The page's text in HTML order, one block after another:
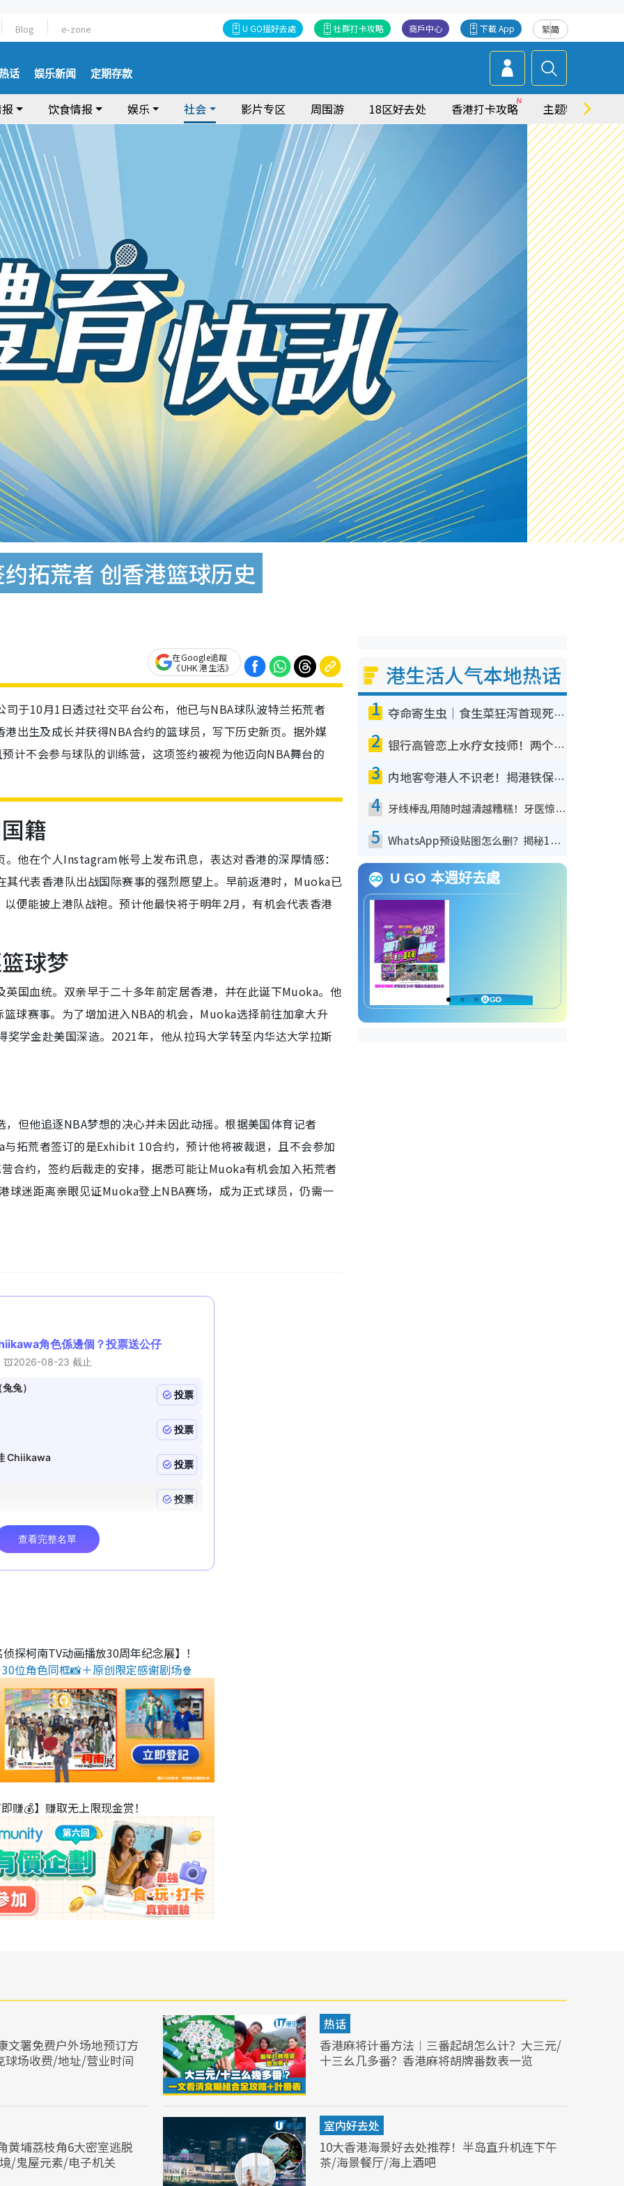
Blog e-zone 繁简
下載 App
商戶中心
社群打卡攻略
U GO搵好去處
话 娱乐新闻 定期存款
饮食情报 娱乐 社会 影片专区 周围游 18区好去处 香港打卡攻略 主题特集
拓荒者 创香港篮球历史
在Google追蹤
《UHK 港生活》
于10月1日透过社交平台公布，他已与NBA球队波特兰拓荒者
出生及成长并获得NBA合约的篮球员，写下历史新页。据外媒
计不会参与球队的训练营，这项签约被视为他迈向NBA舞台的
籍
他在个人Instagram帐号上发布讯息，表达对香港的深厚情感：
表香港队出战国际赛事的强烈愿望上。早前返港时，Muoka已
便能披上港队战袍。预计他最快将于明年2月，有机会代表香港
球梦
国血统。双亲早于二十多年前定居香港，并在此诞下Muoka。他
球赛事。为了增加进入NBA的机会，Muoka选择前往加拿大升
学金赴美国深造。2021年，他从拉玛大学转至内华达大学拉斯
但他追逐NBA梦想的决心并未因此动摇。根据美国体育记者
拓荒者签订的是Exhibit 10合约，预计他将被裁退，且不会参加
合约，签约后裁走的安排，据悉可能让Muoka有机会加入拓荒者
迷距离亲眼见证Muoka登上NBA赛场，成为正式球员，仍需一
探柯南TV动画播放30周年纪念展】！
位角色同框📸＋原创限定感谢剧场🍿
赚💰】赚取无上限现金赏！
港生活人气本地热话
1 夺命寄生虫｜食生菜狂泻首现死者！疫潮恶化录1.8万宗病例 揭洗菜3大谬误
2 银行高管恋上水疗女技师！两个月借128万惊觉“沉船”沉落火海 揭背后疑似邪教操控卖淫
3 内地客夸港人不识老！揭港铁保鲜级冷气 港人求放过：别投诉
4 牙线棒乱用随时越清越糟糕！牙医惊揭盲目过户细菌恐致蛀牙：这种才是日常真保养
5 WhatsApp预设贴图怎么删？揭秘1招“反向操作”还原简洁界面 附3步实测教程
U GO 本週好去處
文署免费户外场地预订方
球场收费/地址/营业时间
热话
香港麻将计番方法︱三番起胡怎么计？大三元/
十三幺几多番？香港麻将胡牌番数表一览
黄埔荔枝角6大密室逃脱
/鬼屋元素/电子机关
室内好去处
10大香港海景好去处推荐！半岛直升机连下午
茶/海景餐厅/海上酒吧